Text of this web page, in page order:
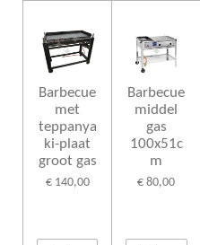
Barbecue
met
teppanya
ki-plaat
groot gas
€ 140,00
Barbecue
middel
gas
100x51c
m
€ 80,00